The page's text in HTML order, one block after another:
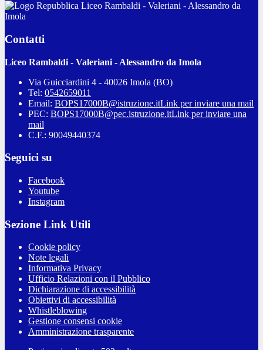
Liceo Rambaldi - Valeriani - Alessandro da
Imola
Contatti
Liceo Rambaldi - Valeriani - Alessandro da Imola
Via Guicciardini 4 - 40026 Imola (BO)
Tel: 0542659011
Email: BOPS17000B@istruzione.itLink per inviare una mail
PEC: BOPS17000B@pec.istruzione.itLink per inviare una
mail
C.F.: 90049440374
Seguici su
Facebook
Youtube
Instagram
Sezione Link Utili
Cookie policy
Note legali
Informativa Privacy
Ufficio Relazioni con il Pubblico
Dichiarazione di accessibilità
Obiettivi di accessibilità
Whistleblowing
Gestione consensi cookie
Amministrazione trasparente